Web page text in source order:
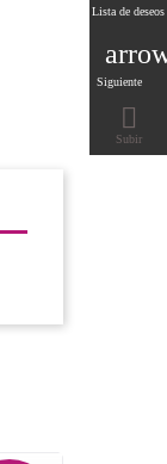
Lista de deseos
Siguiente

Subir